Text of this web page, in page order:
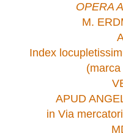
OPERA
M.
Index
APUD
in Via